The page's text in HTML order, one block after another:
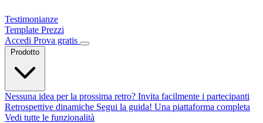
Testimonianze
Template Prezzi
Accedi Prova gratis
Nessuna idea per la prossima retro? Invita facilmente i partecipanti
Retrospettive dinamiche Segui la guida! Una piattaforma completa
Vedi tutte le funzionalità